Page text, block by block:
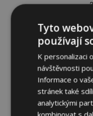
Tyto
používají
K personalizaci
návštěvnosti
Informace o
stránek také
analytickými